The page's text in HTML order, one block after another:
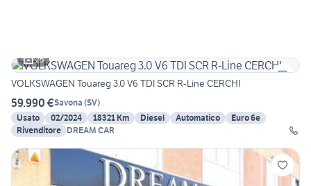
25
VOLKSWAGEN Touareg 3.0 V6 TDI SCR R-Line CERCHI
59.990 €Savona (SV)
Usato
02/2024 18321 Km Diesel Automatico
Euro 6e
Rivenditore DREAM CAR